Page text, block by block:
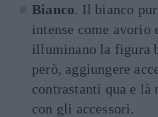
Bianco. Il bianco
intense come avorio
illuminano la figura
però, aggiungere
contrastanti qua e là
con gli accessori.